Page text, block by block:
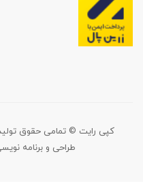
کپی رایت © تمامی حقوق
طراحی و برنامه